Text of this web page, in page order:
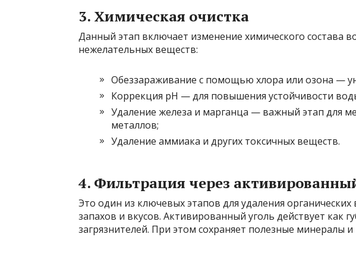
3. Химическая очистка
Данный этап включает изменение химического состава
нежелательных веществ:
Обеззараживание с помощью хлора или озона —
Коррекция pH — для повышения устойчивости
Удаление железа и марганца — важный этап для
металлов;
Удаление аммиака и других токсичных веществ.
4. Фильтрация через
Это один из ключевых этапов для удаления
запахов и вкусов. Активированный уголь действует как
загрязнителей. При этом сохраняет полезные минералы